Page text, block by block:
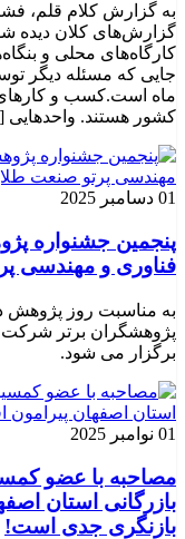
به گزارش کلام قلم،
گزارش‌های کلان دیده
کارگاه‌های محلی و
جایی که مسئله دیگر
ماه است.کسب‌ و
کشور هستند.
01 دسامبر 2025
پنجمین جشنواره
فناوری و مهندسی
پژوهشگران برتر
برگزار می شود.
01 نوامبر 2025
مصاحبه با عضو
بازرگانی استان
بازنگری جدی است!